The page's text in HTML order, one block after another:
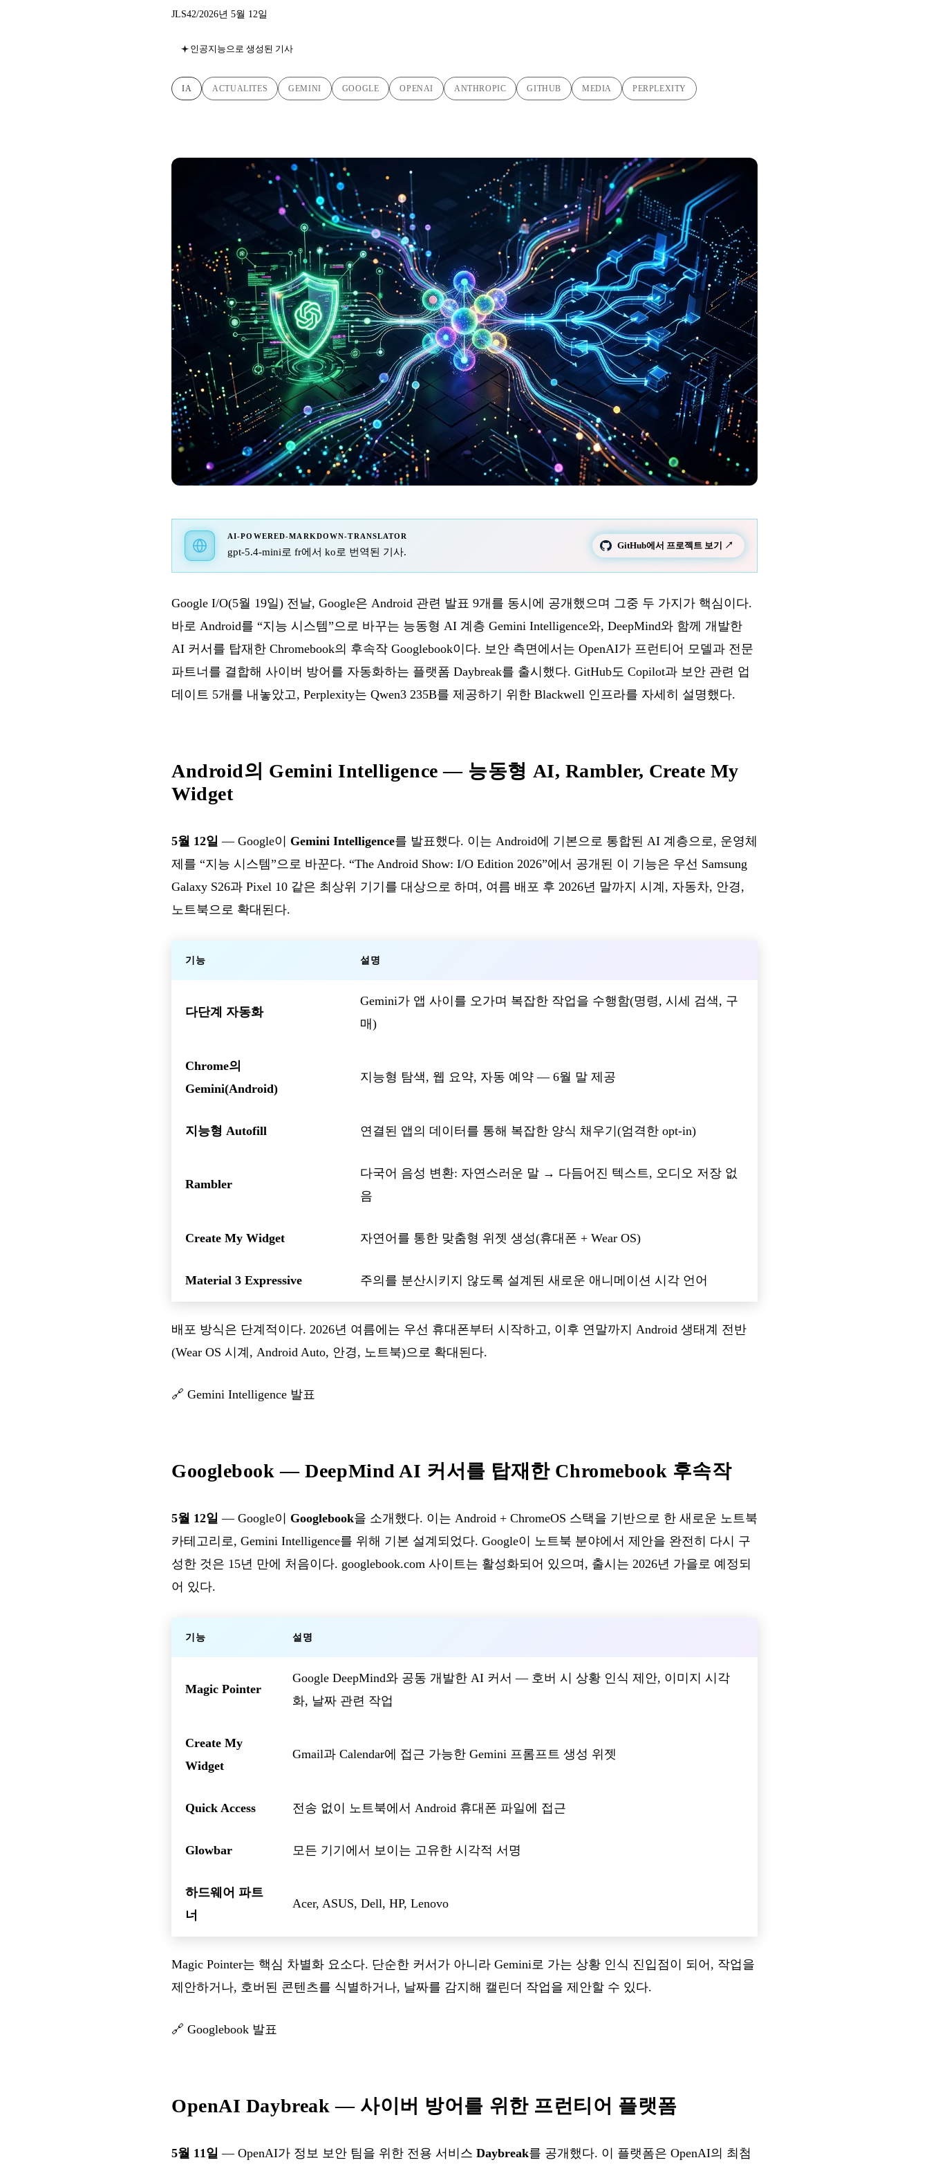
JLS42/2026년 5월 12일
인공지능으로 생성된 기사
IA ACTUALITES GEMINI GOOGLE OPENAI ANTHROPIC GITHUB MEDIA PERPLEXITY
AI-POWERED-MARKDOWN-TRANSLATOR
gpt-5.4-mini로 fr에서 ko로 번역된 기사.
GitHub에서 프로젝트 보기 ↗
Google I/O(5월 19일) 전날, Google은 Android 관련 발표 9개를 동시에 공개했으며 그중 두 가지가 핵심이다.
바로 Android를 “지능 시스템”으로 바꾸는 능동형 AI 계층 Gemini Intelligence와, DeepMind와 함께 개발한
AI 커서를 탑재한 Chromebook의 후속작 Googlebook이다. 보안 측면에서는 OpenAI가 프런티어 모델과 전문
파트너를 결합해 사이버 방어를 자동화하는 플랫폼 Daybreak를 출시했다. GitHub도 Copilot과 보안 관련 업
데이트 5개를 내놓았고, Perplexity는 Qwen3 235B를 제공하기 위한 Blackwell 인프라를 자세히 설명했다.
Android의 Gemini Intelligence — 능동형 AI, Rambler, Create My
Widget
5월 12일 — Google이 Gemini Intelligence를 발표했다. 이는 Android에 기본으로 통합된 AI 계층으로, 운영체
제를 “지능 시스템”으로 바꾼다. “The Android Show: I/O Edition 2026”에서 공개된 이 기능은 우선 Samsung
Galaxy S26과 Pixel 10 같은 최상위 기기를 대상으로 하며, 여름 배포 후 2026년 말까지 시계, 자동차, 안경,
노트북으로 확대된다.
기능 설명
다단계 자동화
Gemini가 앱 사이를 오가며 복잡한 작업을 수행함(명령, 시세 검색, 구
매)
Chrome의
Gemini(Android)
지능형 탐색, 웹 요약, 자동 예약 — 6월 말 제공
지능형 Autofill 연결된 앱의 데이터를 통해 복잡한 양식 채우기(엄격한 opt-in)
Rambler
다국어 음성 변환: 자연스러운 말 → 다듬어진 텍스트, 오디오 저장 없
음
Create My Widget 자연어를 통한 맞춤형 위젯 생성(휴대폰 + Wear OS)
Material 3 Expressive 주의를 분산시키지 않도록 설계된 새로운 애니메이션 시각 언어
배포 방식은 단계적이다. 2026년 여름에는 우선 휴대폰부터 시작하고, 이후 연말까지 Android 생태계 전반
(Wear OS 시계, Android Auto, 안경, 노트북)으로 확대된다.
🔗 Gemini Intelligence 발표
Googlebook — DeepMind AI 커서를 탑재한 Chromebook 후속작
5월 12일 — Google이 Googlebook을 소개했다. 이는 Android + ChromeOS 스택을 기반으로 한 새로운 노트북
카테고리로, Gemini Intelligence를 위해 기본 설계되었다. Google이 노트북 분야에서 제안을 완전히 다시 구
성한 것은 15년 만에 처음이다. googlebook.com 사이트는 활성화되어 있으며, 출시는 2026년 가을로 예정되
어 있다.
기능 설명
Magic Pointer
Google DeepMind와 공동 개발한 AI 커서 — 호버 시 상황 인식 제안, 이미지 시각
화, 날짜 관련 작업
Create My
Widget
Gmail과 Calendar에 접근 가능한 Gemini 프롬프트 생성 위젯
Quick Access 전송 없이 노트북에서 Android 휴대폰 파일에 접근
Glowbar 모든 기기에서 보이는 고유한 시각적 서명
하드웨어 파트
너
Acer, ASUS, Dell, HP, Lenovo
Magic Pointer는 핵심 차별화 요소다. 단순한 커서가 아니라 Gemini로 가는 상황 인식 진입점이 되어, 작업을
제안하거나, 호버된 콘텐츠를 식별하거나, 날짜를 감지해 캘린더 작업을 제안할 수 있다.
🔗 Googlebook 발표
OpenAI Daybreak — 사이버 방어를 위한 프런티어 플랫폼
5월 11일 — OpenAI가 정보 보안 팀을 위한 전용 서비스 Daybreak를 공개했다. 이 플랫폼은 OpenAI의 최첨